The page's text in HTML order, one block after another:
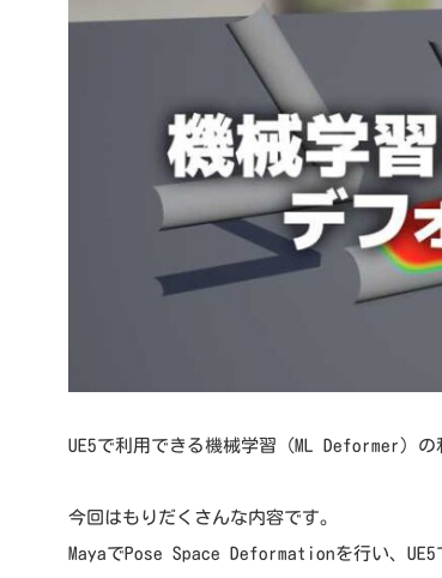
UE5で利用できる機械学習（ML Deformer）
今回はもりだくさんな内容です。
MayaでPose Space Deformationを行い、